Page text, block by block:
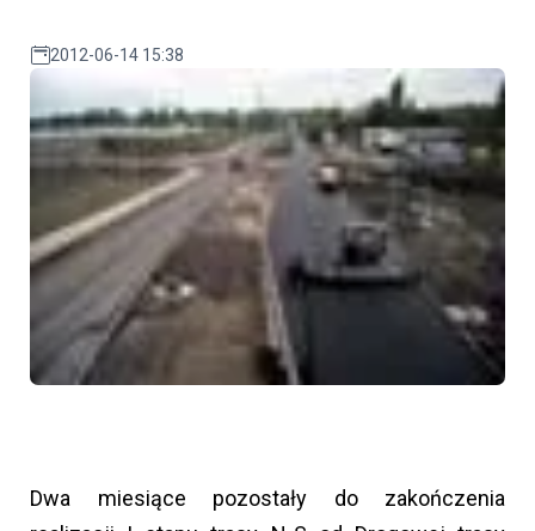
2012-06-14 15:38
Dwa miesiące pozostały do zakończenia